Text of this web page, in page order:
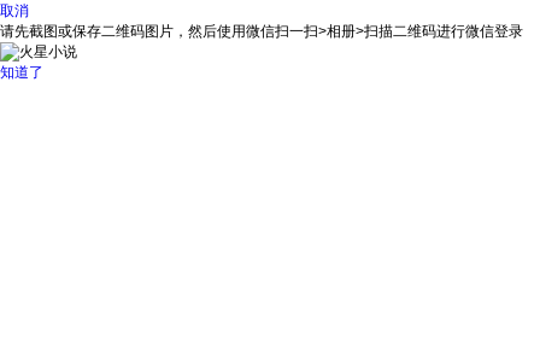
取消
请先截图或保存二维码图片，然后使用微信扫一扫>相册>扫描二维码进行微信登录
知道了